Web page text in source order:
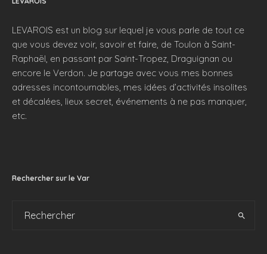
LEVAROIS est un blog sur lequel je vous parle de tout ce
que vous devez voir, savoir et faire, de Toulon à Saint-
Raphaël, en passant par Saint-Tropez, Draguignan ou
encore le Verdon. Je partage avec vous mes bonnes
adresses incontournables, mes idées d’activités insolites
et décalées, lieux secret, événements à ne pas manquer,
etc.
Rechercher sur le Var